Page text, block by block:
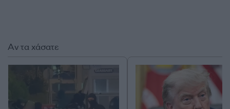
Αν τα χάσατε